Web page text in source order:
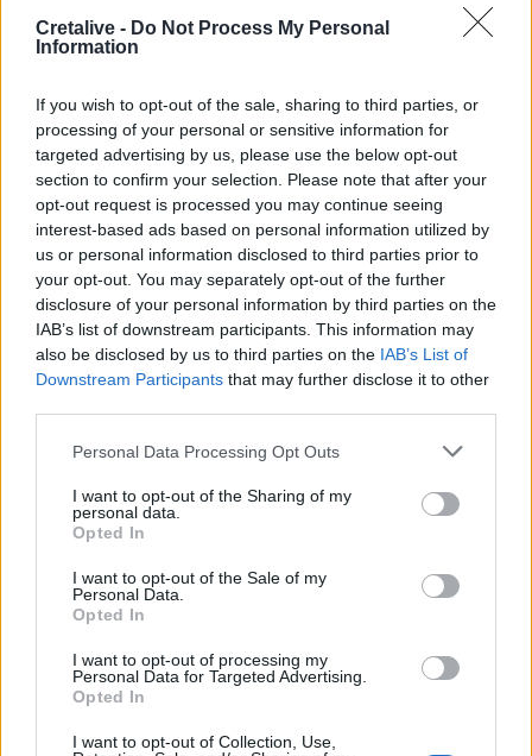
Cretalive - Do Not Process My Personal
Information
If you wish to opt-out of the sale, sharing to third parties, or
processing of your personal or sensitive information for
targeted advertising by us, please use the below opt-out
section to confirm your selection. Please note that after your
opt-out request is processed you may continue seeing
interest-based ads based on personal information utilized by
us or personal information disclosed to third parties prior to
your opt-out. You may separately opt-out of the further
disclosure of your personal information by third parties on the
IAB’s list of downstream participants. This information may
also be disclosed by us to third parties on the IAB’s List of
Downstream Participants that may further disclose it to other
Personal Data Processing Opt Outs
I want to opt-out of the Sharing of my
personal data.
Opted In
I want to opt-out of the Sale of my
Personal Data.
Opted In
I want to opt-out of processing my
Personal Data for Targeted Advertising.
Opted In
I want to opt-out of Collection, Use,
Η Σαγκάη ακυρώνει 1.300 πτήσεις ενόψει του τυφώνα
Dolphin
07:17
Περού: Δεκατρείς νεκροί και τέσσερις τραυματίες σε
τροχαίο
ΠΕΡΙΣΣΟΤΕΡΑ
ΣΧΕΤΙΚA AΡΘΡΑ
Πειραιάς: Κορυφώνεται η έξοδος του Αυγούστου
ΕΛΛAΔΑ 09:19
του Αυγούστου
Προς εκτύπωση το πολλαπλό βιβλίο - «Σύγχρονο
βιβλίο - «Σύγχρονο
εκπαιδευτικό υλικό, τόσο σε